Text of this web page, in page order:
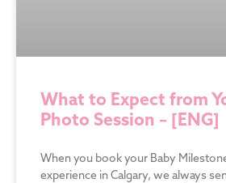
What to Expect from
Photo Session – [ENG]
When you book your Baby
experience in Calgary, we always